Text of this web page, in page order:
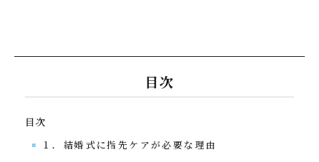
目次
目次
１．結婚式に指先ケアが必要な理由